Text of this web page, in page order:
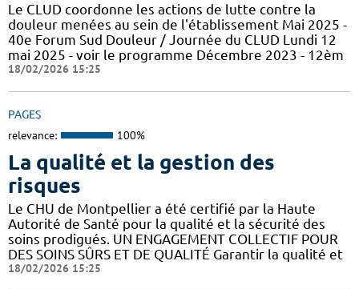
Le CLUD coordonne les actions de lutte contre la
douleur menées au sein de l'établissement Mai 2025 -
40e Forum Sud Douleur / Journée du CLUD Lundi 12
mai 2025 - voir le programme Décembre 2023 - 12èm
18/02/2026 15:25
PAGES
relevance: 100%
La qualité et la gestion des
risques
Le CHU de Montpellier a été certifié par la Haute
Autorité de Santé pour la qualité et la sécurité des
soins prodigués. UN ENGAGEMENT COLLECTIF POUR
DES SOINS SÛRS ET DE QUALITÉ Garantir la qualité et
18/02/2026 15:25